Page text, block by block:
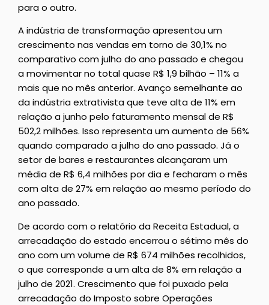
para o outro.
A indústria de transformação apresentou um
crescimento nas vendas em torno de 30,1% no
comparativo com julho do ano passado e chegou
a movimentar no total quase R$ 1,9 bilhão – 11% a
mais que no mês anterior. Avanço semelhante ao
da indústria extrativista que teve alta de 11% em
relação a junho pelo faturamento mensal de R$
502,2 milhões. Isso representa um aumento de 56%
quando comparado a julho do ano passado. Já o
setor de bares e restaurantes alcançaram um
média de R$ 6,4 milhões por dia e fecharam o mês
com alta de 27% em relação ao mesmo período do
ano passado.
De acordo com o relatório da Receita Estadual, a
arrecadação do estado encerrou o sétimo mês do
ano com um volume de R$ 674 milhões recolhidos,
o que corresponde a um alta de 8% em relação a
julho de 2021. Crescimento que foi puxado pela
arrecadação do Imposto sobre Operações